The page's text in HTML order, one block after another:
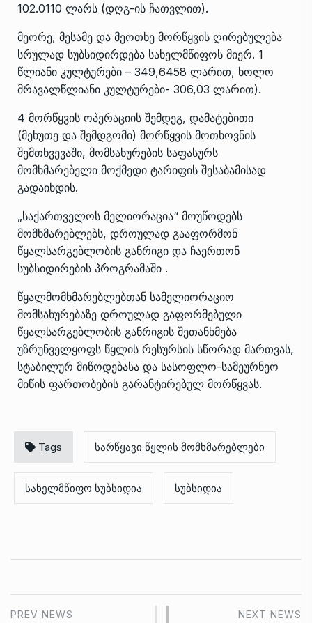
102.0110 ლარს (დღგ-ის ჩათვლით).
მეორე, მესამე და მეოთხე მორწყვის ღირებულება
სრულად სუბსიდირდება სახელმწიფოს მიერ. 1
წლიანი კულტურები – 349,6458 ლარით, ხოლო
მრავალწლიანი კულტურები- 306,03 ლარით).
4 მორწყვის ოპერაციის შემდეგ, დამატებითი
(მეხუთე და შემდგომი) მორწყვის მოთხოვნის
შემთხვევაში, მომსახურების საფასურს
მომხმარებელი მოქმედი ტარიფის შესაბამისად
გადაიხდის.
„საქართველოს მელიორაცია“ მოუწოდებს
მომხმარებლებს, დროულად გააფორმონ
წყალსარგებლობის განრიგი და ჩაერთონ
სუბსიდირების პროგრამაში .
წყალმომხმარებლებთან სამელიორაციო
მომსახურებაზე დროულად გაფორმებული
წყალსარგებლობის განრიგის შეთანხმება
უზრუნველყოფს წყლის რესურსის სწორად მართვას,
სტაბილურ მიწოდებასა და სასოფლო-სამეურნეო
მიწის ფართობების გარანტირებულ მორწყვას.
Tags სარწყავი წყლის მომხმარებლები
სახელმწიფო სუბსიდია სუბსიდია
PREV NEWS NEXT NEWS